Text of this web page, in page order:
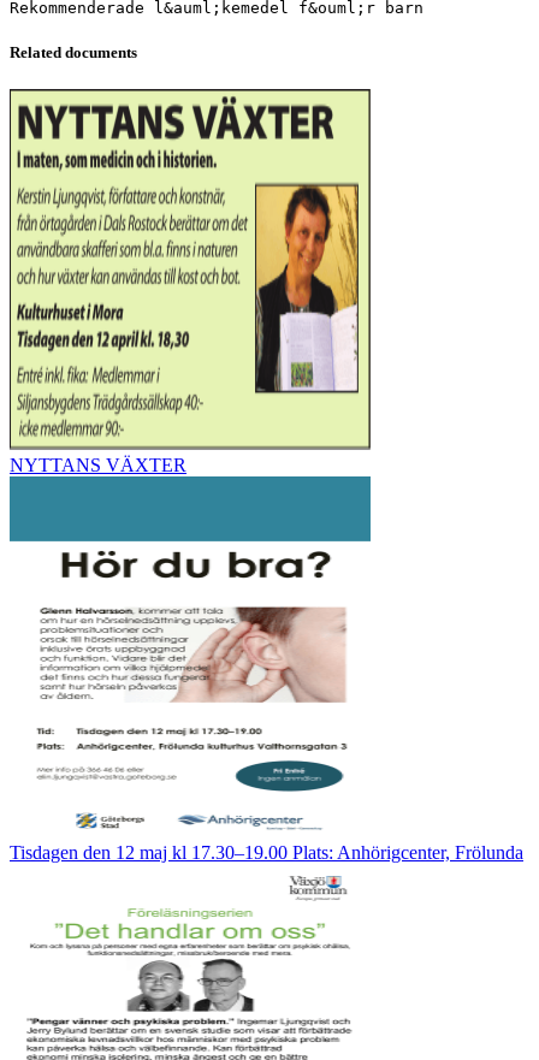
Related documents
NYTTANS VÄXTER
Tisdagen den 12 maj kl 17.30–19.00 Plats: Anhörigcenter, Frölunda